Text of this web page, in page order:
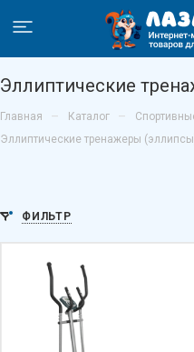
Эллиптические
Главная – Каталог –
Эллиптические тренажеры
ФИЛЬТР